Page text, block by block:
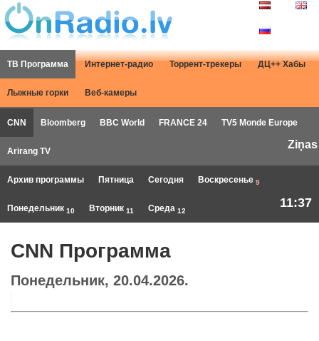
ТВ Программа Интернет-радио Торрент-трекеры ДЦ++ Хабы
Лыжные горки Веб-камеры
CNN Bloomberg BBC World FRANCE 24 TV5 Monde Europe
Arirang TV
Ziņas
Архив программы Пятница Сегодня Воскресенье 9
Понедельник 10 Вторник 11 Среда 12
11:37
CNN Программа
Понедельник, 20.04.2026.